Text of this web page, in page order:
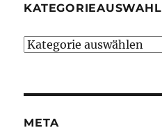
KATEGORIEAUSWAHL
Kategorieauswahl
META